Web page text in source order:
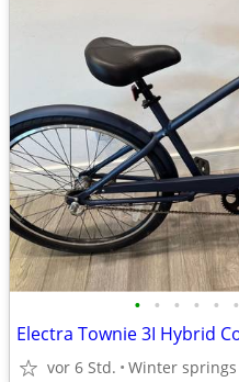
• • • • • •
vor 6 Std. Winter springs